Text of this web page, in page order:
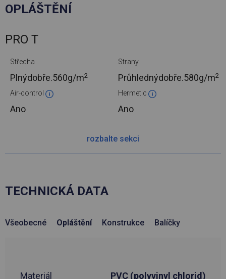
OPLÁŠTĚNÍ
PRO T
Střecha
Plnýdobře.560g/m2
Strany
Průhlednýdobře.580g/m2
Air-control
Ano
Hermetic
Ano
rozbalte sekci
TECHNICKÁ DATA
Všeobecné Opláštění Konstrukce Balíčky
Materiál PVC (polyvinyl chlorid)